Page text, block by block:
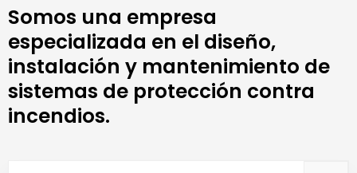
Somos una empresa
especializada en el diseño,
instalación y mantenimiento de
sistemas de protección contra
incendios.